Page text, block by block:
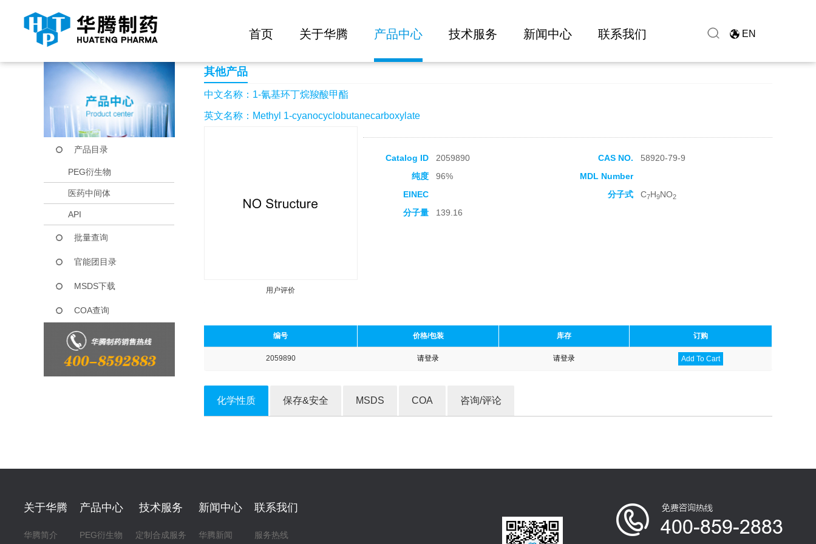
首页 关于华腾 产品中心 技术服务 新闻中心 联系我们 EN
当前位置： 首页 产品中心 1-氰基环丁烷羧酸甲酯
产品目录
PEG衍生物
医药中间体
API
批量查询
官能团目录
MSDS下载
COA查询
其他产品
中文名称：1-氰基环丁烷羧酸甲酯
英文名称：Methyl 1-cyanocyclobutanecarboxylate
用户评价
Catalog ID 2059890 CAS NO.
58920-79-9
纯度
96%
MDL Number
EINEC
分子式 C7H9NO2
分子量 139.16
编号 价格/包装 库存 订购
2059890 请登录 请登录 Add To Cart
化学性质 保存&安全 MSDS COA 咨询/评论
关于华腾
华腾简介
产品中心
PEG衍生物
技术服务
定制合成服务
新闻中心
华腾新闻
联系我们
服务热线